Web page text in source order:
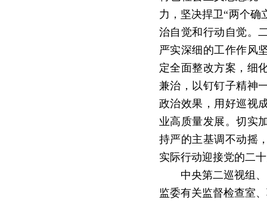
力，坚决捍卫“两个确
治自觉和行动自觉。
严实深细的工作作风
定全面整改方案，细
兼治，以钉钉子精神
政治效果，用好巡视
业高质量发展。切实
持严的主基调不动摇
实际行动迎接党的二
中央第二巡视组
监委有关监督检查室